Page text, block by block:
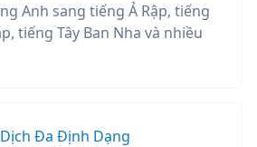
Anh sang tiếng Ả Rập, tiếng
tiếng Tây Ban Nha và nhiều
Dịch Đa Định Dạng